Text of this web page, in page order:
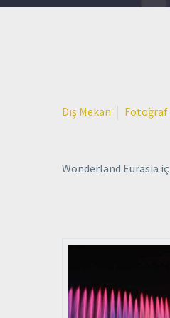
Dış Mekan
Wonderland Eurasia